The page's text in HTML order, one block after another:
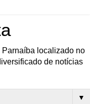
Parnaíba localizado no
de notícias
▼